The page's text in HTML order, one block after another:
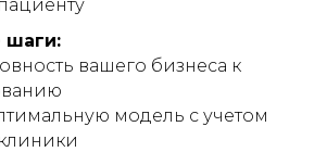
шаги:
вашего бизнеса к
модель с учетом